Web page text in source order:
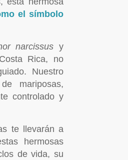
el símbolo
narcissus y
Rica, no
Nuestro
mariposas,
controlado y
te llevarán a
hermosas
de vida, su